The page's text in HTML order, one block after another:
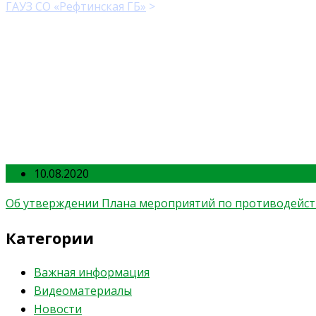
ГАУЗ СО «Рефтинская ГБ» >
10.08.2020
Об утверждении Плана мероприятий по
Категории
Важная информация
Видеоматериалы
Новости